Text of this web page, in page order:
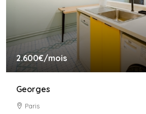
2.600€/mois
Georges
Paris